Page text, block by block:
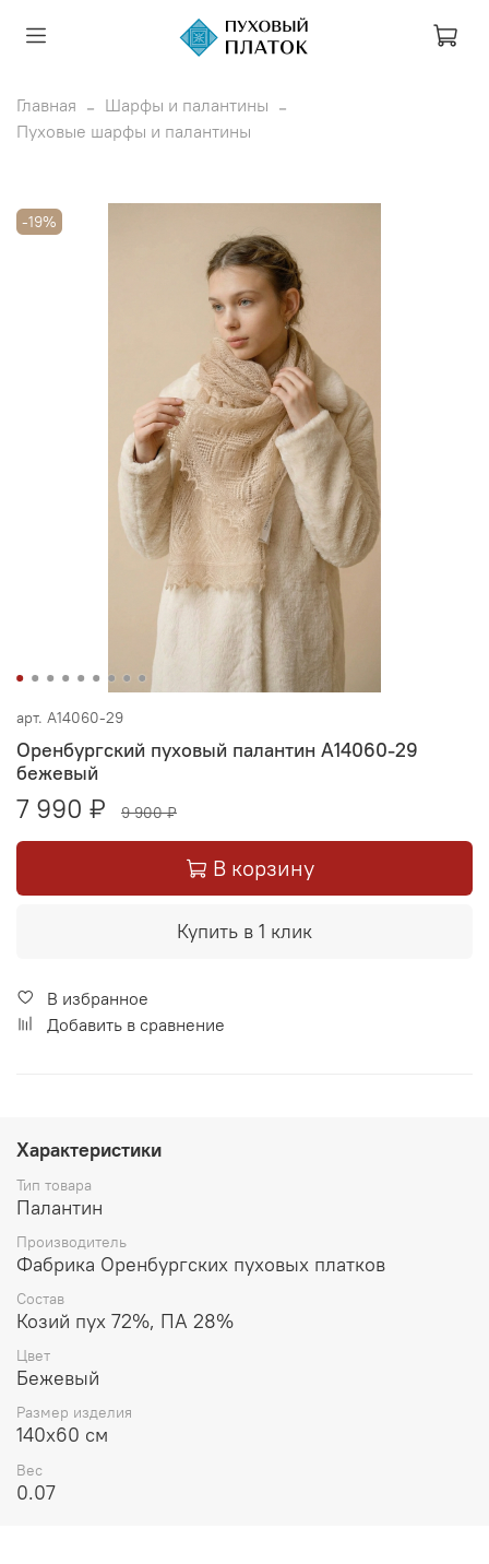
Главная
Шарфы и палантины
Пуховые шарфы и палантины
-19%
арт. А14060-29
Оренбургский пуховый палантин А14060-29
бежевый
7 990 ₽ 9 900 ₽
В корзину
Купить в 1 клик
В избранное
Добавить в сравнение
Характеристики
Тип товара
Палантин
Производитель
Фабрика Оренбургских пуховых платков
Состав
Козий пух 72%, ПА 28%
Цвет
Бежевый
Размер изделия
140x60 см
Вес
0.07